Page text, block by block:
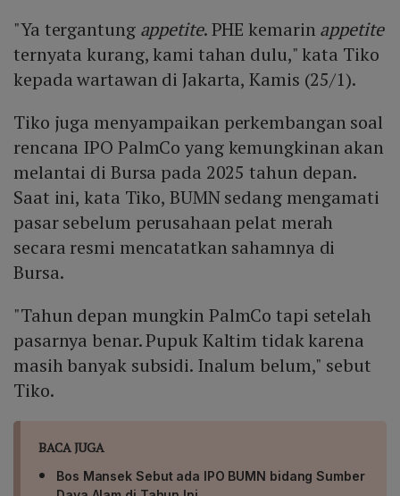
"Ya tergantung appetite. PHE kemarin appetite
ternyata kurang, kami tahan dulu," kata Tiko
kepada wartawan di Jakarta, Kamis (25/1).
Tiko juga menyampaikan perkembangan soal
rencana IPO PalmCo yang kemungkinan akan
melantai di Bursa pada 2025 tahun depan.
Saat ini, kata Tiko, BUMN sedang mengamati
pasar sebelum perusahaan pelat merah
secara resmi mencatatkan sahamnya di
Bursa.
"Tahun depan mungkin PalmCo tapi setelah
pasarnya benar. Pupuk Kaltim tidak karena
masih banyak subsidi. Inalum belum," sebut
Tiko.
BACA JUGA
Bos Mansek Sebut ada IPO BUMN bidang Sumber